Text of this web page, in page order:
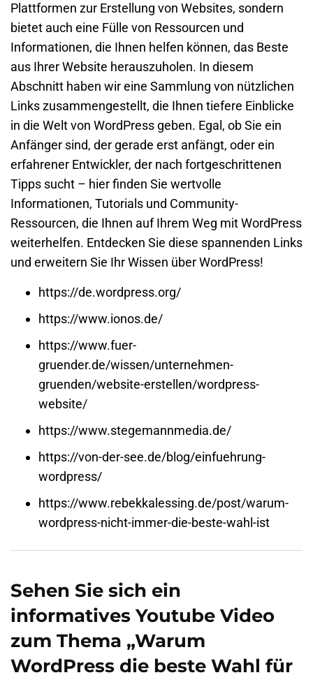
Plattformen zur Erstellung von Websites, sondern
bietet auch eine Fülle von Ressourcen und
Informationen, die Ihnen helfen können, das Beste
aus Ihrer Website herauszuholen. In diesem
Abschnitt haben wir eine Sammlung von nützlichen
Links zusammengestellt, die Ihnen tiefere Einblicke
in die Welt von WordPress geben. Egal, ob Sie ein
Anfänger sind, der gerade erst anfängt, oder ein
erfahrener Entwickler, der nach fortgeschrittenen
Tipps sucht – hier finden Sie wertvolle
Informationen, Tutorials und Community-
Ressourcen, die Ihnen auf Ihrem Weg mit WordPress
weiterhelfen. Entdecken Sie diese spannenden Links
und erweitern Sie Ihr Wissen über WordPress!
https://de.wordpress.org/
https://www.ionos.de/
https://www.fuer-
gruender.de/wissen/unternehmen-
gruenden/website-erstellen/wordpress-
website/
https://www.stegemannmedia.de/
https://von-der-see.de/blog/einfuehrung-
wordpress/
https://www.rebekkalessing.de/post/warum-
wordpress-nicht-immer-die-beste-wahl-ist
Sehen Sie sich ein
informatives Youtube Video
zum Thema „Warum
WordPress die beste Wahl für